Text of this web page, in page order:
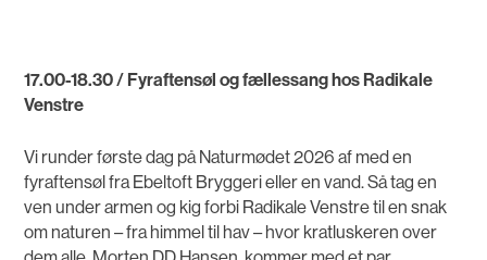
17.00-18.30 / Fyraftensøl og fællessang hos Radikale
Venstre
Vi runder første dag på Naturmødet 2026 af med en
fyraftensøl fra Ebeltoft Bryggeri eller en vand. Så tag en
ven under armen og kig forbi Radikale Venstre til en snak
om naturen – fra himmel til hav – hvor kratluskeren over